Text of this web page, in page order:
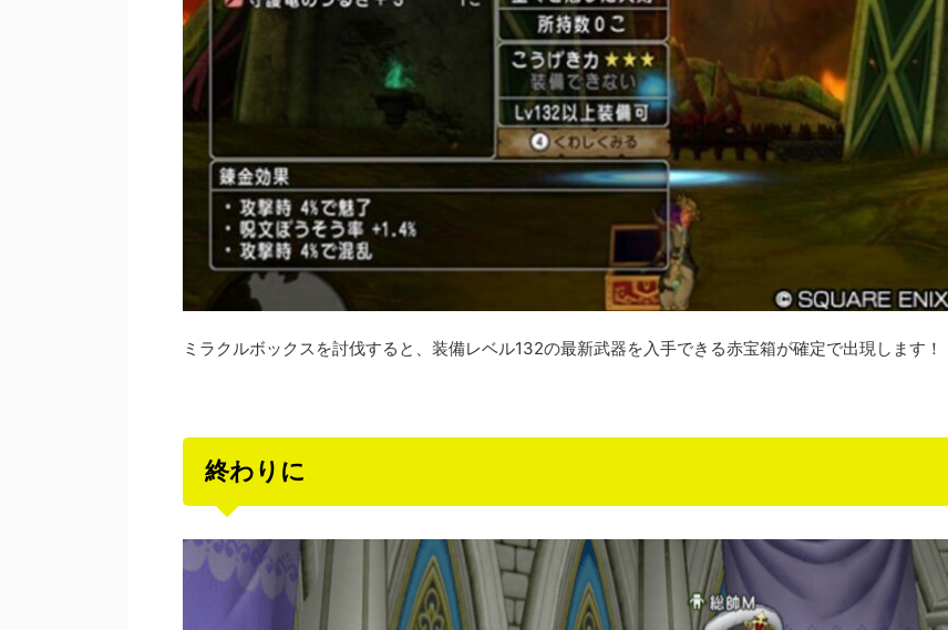
ミラクルボックスを討伐すると、装備レベル132の最新武器を入手できる赤宝箱が確定で出現します！
終わりに